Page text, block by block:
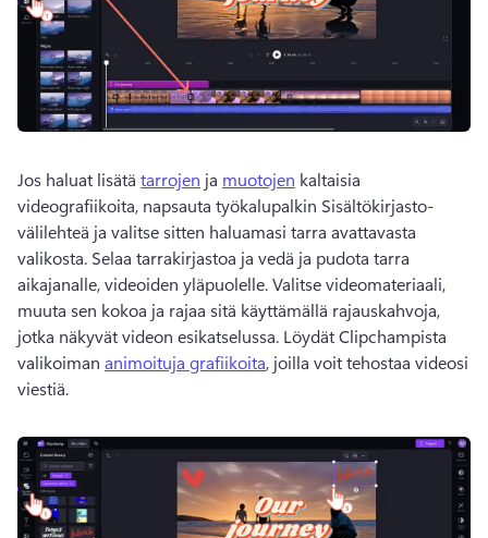
Jos haluat lisätä tarrojen ja muotojen kaltaisia
videografiikoita, napsauta työkalupalkin Sisältökirjasto-
välilehteä ja valitse sitten haluamasi tarra avattavasta
valikosta. Selaa tarrakirjastoa ja vedä ja pudota tarra
aikajanalle, videoiden yläpuolelle. Valitse videomateriaali,
muuta sen kokoa ja rajaa sitä käyttämällä rajauskahvoja,
jotka näkyvät videon esikatselussa. Löydät Clipchampista
valikoiman animoituja grafiikoita, joilla voit tehostaa videosi
viestiä.